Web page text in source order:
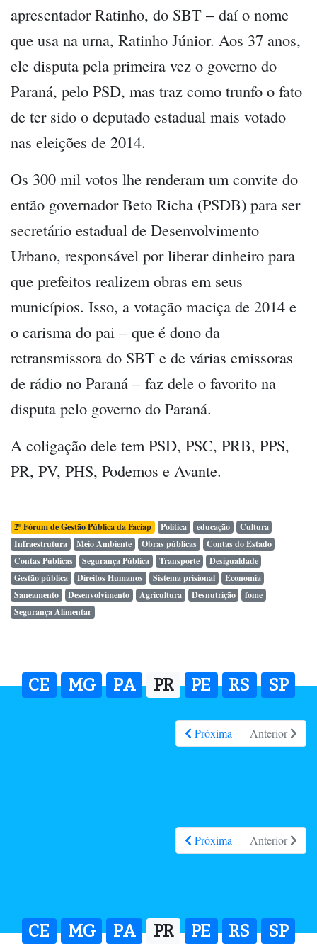
apresentador Ratinho, do SBT – daí o nome
que usa na urna, Ratinho Júnior. Aos 37 anos,
ele disputa pela primeira vez o governo do
Paraná, pelo PSD, mas traz como trunfo o fato
de ter sido o deputado estadual mais votado
nas eleições de 2014.
Os 300 mil votos lhe renderam um convite do
então governador Beto Richa (PSDB) para ser
secretário estadual de Desenvolvimento
Urbano, responsável por liberar dinheiro para
que prefeitos realizem obras em seus
municípios. Isso, a votação maciça de 2014 e
o carisma do pai – que é dono da
retransmissora do SBT e de várias emissoras
de rádio no Paraná – faz dele o favorito na
disputa pelo governo do Paraná.
A coligação dele tem PSD, PSC, PRB, PPS,
PR, PV, PHS, Podemos e Avante.
2º Fórum de Gestão Pública da Faciap Política educação
Cultura
Infraestrutura
Meio Ambiente Obras públicas
Contas do Estado
Contas Públicas
Segurança Pública Transporte
Desigualdade
Gestão pública
Direitos Humanos Sistema prisional
Economia
Saneamento
Desenvolvimento Agricultura Desnutrição
fome
Segurança Alimentar
CE MG PA PR PE RS SP
Próxima Anterior
Próxima Anterior
CE MG PA PR PE RS SP